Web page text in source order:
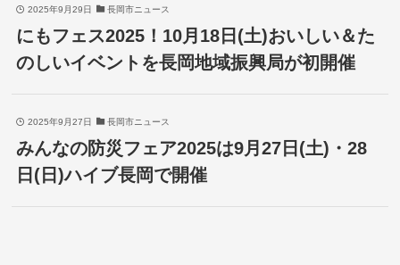
2025年9月29日 長岡市ニュース
にもフェス2025！10月18日(土)おいしい＆た
のしいイベントを長岡地域振興局が初開催
2025年9月27日 長岡市ニュース
みんなの防災フェア2025は9月27日(土)・28
日(日)ハイブ長岡で開催